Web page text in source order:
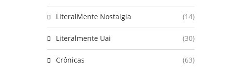
LiteralMente Nostalgia (14)
Literalmente Uai (30)
Crônicas (63)